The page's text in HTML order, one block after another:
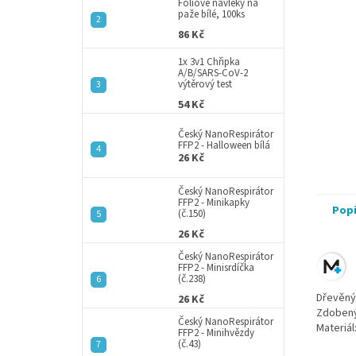
paže bílé, 100ks
86 Kč
1x 3v1 Chřipka
A/B/SARS-CoV-2
výtěrový test
54 Kč
Český NanoRespirátor
FFP2 - Halloween bílá
26 Kč
Český NanoRespirátor
FFP2 - Minikapky
(č.150)
26 Kč
Český NanoRespirátor
FFP2 - Minisrdíčka
(č.238)
26 Kč
Český NanoRespirátor
FFP2 - Minihvězdy
(č.43)